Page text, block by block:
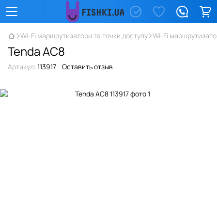
Wi-Fi маршрутизатори та точки доступу Wi-Fi
Tenda AC8
Артикул: 113917 Оставить отзыв